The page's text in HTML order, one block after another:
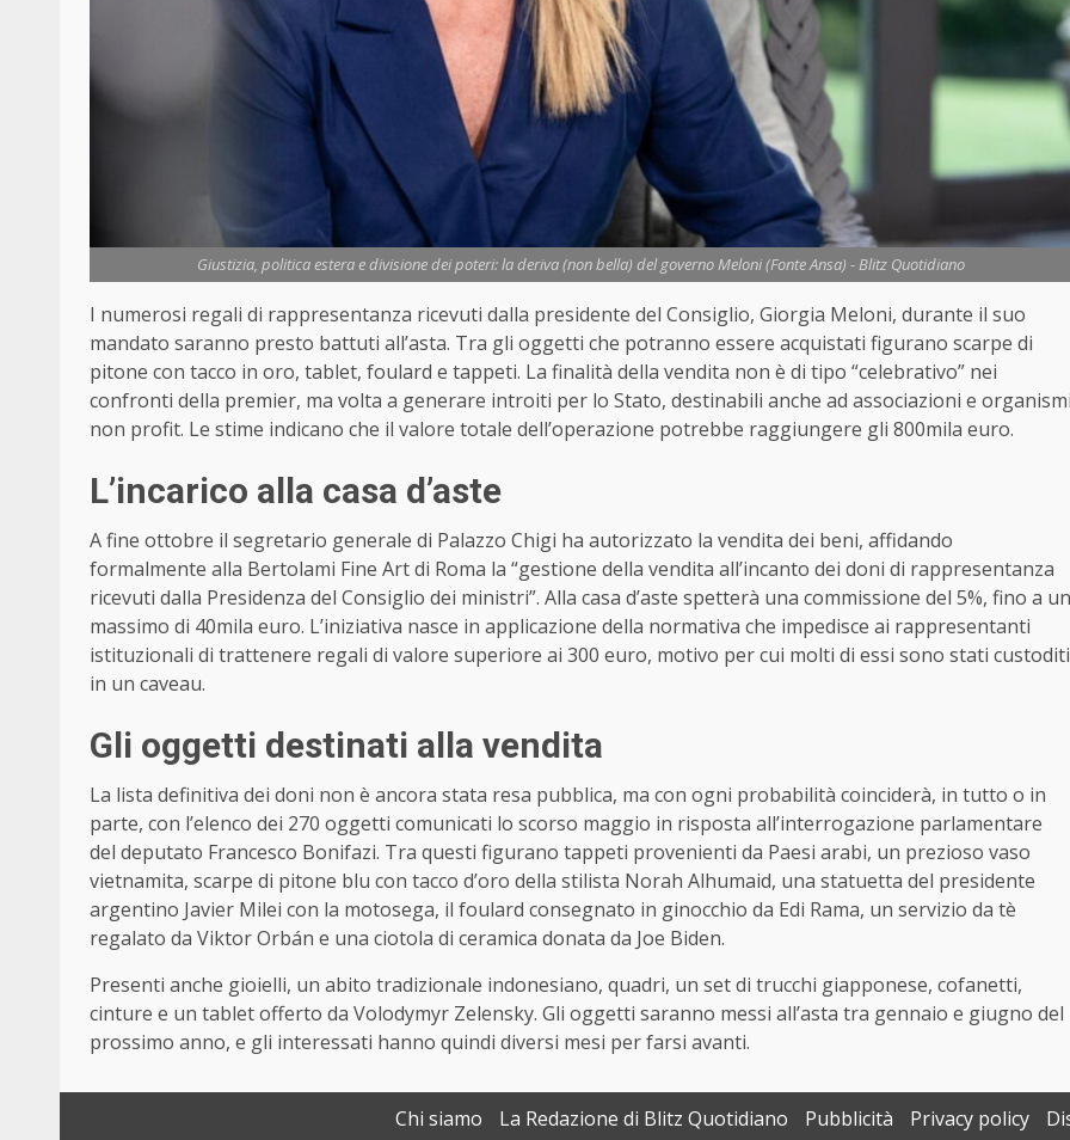
Giustizia, politica estera e divisione dei poteri: la deriva (non bella) del governo Meloni (Fonte Ansa) - Blitz Quotidiano
I numerosi regali di rappresentanza ricevuti dalla presidente del Consiglio, Giorgia Meloni, durante il suo
mandato saranno presto battuti all’asta. Tra gli oggetti che potranno essere acquistati figurano scarpe di
pitone con tacco in oro, tablet, foulard e tappeti. La finalità della vendita non è di tipo “celebrativo” nei
confronti della premier, ma volta a generare introiti per lo Stato, destinabili anche ad associazioni e
non profit. Le stime indicano che il valore totale dell’operazione potrebbe raggiungere gli 800mila euro.
L’incarico alla casa d’aste
A fine ottobre il segretario generale di Palazzo Chigi ha autorizzato la vendita dei beni, affidando
formalmente alla Bertolami Fine Art di Roma la “gestione della vendita all’incanto dei doni di rappresentanza
ricevuti dalla Presidenza del Consiglio dei ministri”. Alla casa d’aste spetterà una commissione del 5%, fino a un
massimo di 40mila euro. L’iniziativa nasce in applicazione della normativa che impedisce ai rappresentanti
istituzionali di trattenere regali di valore superiore ai 300 euro, motivo per cui molti di essi sono stati custoditi
in un caveau.
Gli oggetti destinati alla vendita
La lista definitiva dei doni non è ancora stata resa pubblica, ma con ogni probabilità coinciderà, in tutto o in
parte, con l’elenco dei 270 oggetti comunicati lo scorso maggio in risposta all’interrogazione parlamentare
del deputato Francesco Bonifazi. Tra questi figurano tappeti provenienti da Paesi arabi, un prezioso vaso
vietnamita, scarpe di pitone blu con tacco d’oro della stilista Norah Alhumaid, una statuetta del presidente
argentino Javier Milei con la motosega, il foulard consegnato in ginocchio da Edi Rama, un servizio da tè
regalato da Viktor Orbán e una ciotola di ceramica donata da Joe Biden.
Presenti anche gioielli, un abito tradizionale indonesiano, quadri, un set di trucchi giapponese, cofanetti,
cinture e un tablet offerto da Volodymyr Zelensky. Gli oggetti saranno messi all’asta tra gennaio e giugno del
prossimo anno, e gli interessati hanno quindi diversi mesi per farsi avanti.
Chi siamo La Redazione di Blitz Quotidiano Pubblicità Privacy policy